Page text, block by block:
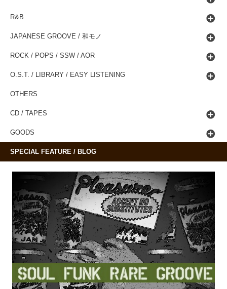
R&B
JAPANESE GROOVE / 和モノ
ROCK / POPS / SSW / AOR
O.S.T. / LIBRARY / EASY LISTENING
OTHERS
CD / TAPES
GOODS
SPECIAL FEATURE / BLOG